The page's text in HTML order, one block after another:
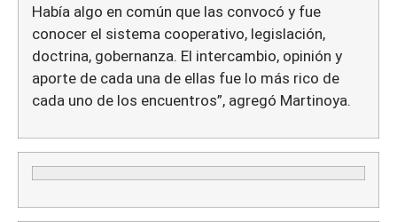
Había algo en común que las convocó y fue
conocer el sistema cooperativo, legislación,
doctrina, gobernanza. El intercambio, opinión y
aporte de cada una de ellas fue lo más rico de
cada uno de los encuentros”, agregó Martinoya.